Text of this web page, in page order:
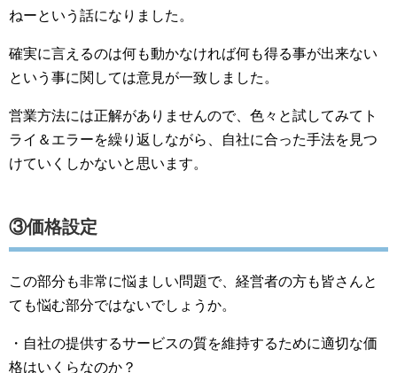
ねーという話になりました。
確実に言えるのは何も動かなければ何も得る事が出来ない
という事に関しては意見が一致しました。
営業方法には正解がありませんので、色々と試してみてト
ライ＆エラーを繰り返しながら、自社に合った手法を見つ
けていくしかないと思います。
③価格設定
この部分も非常に悩ましい問題で、経営者の方も皆さんと
ても悩む部分ではないでしょうか。
・自社の提供するサービスの質を維持するために適切な価
格はいくらなのか？